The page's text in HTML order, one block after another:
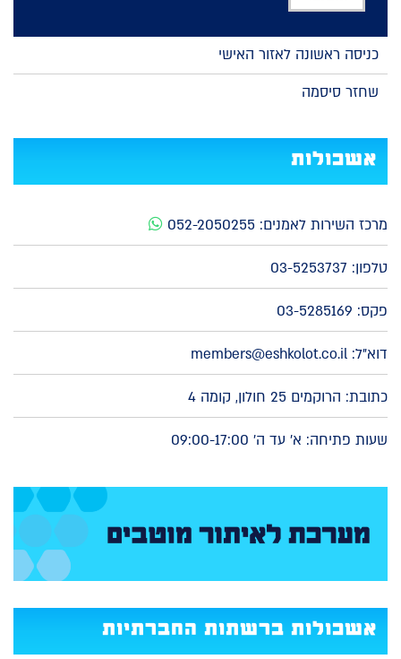
כניסה ראשונה לאזור האישי
שחזר סיסמה
אשכולות
מרכז השירות לאמנים: 052-2050255
טלפון: 03-5253737
פקס: 03-5285169
דוא"ל: members@eshkolot.co.il
כתובת: הרוקמים 25 חולון, קומה 4
שעות פתיחה: א' עד ה' 09:00-17:00
אשכולות ברשתות החברתיות